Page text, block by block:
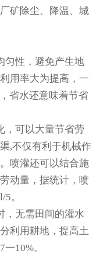
矿除尘、降温、城
匀性，避免产生地
用率大为提高，一
省水还意味着节省
，可以大量节省劳
,不仅有利于机械作
喷灌还可以结合施
动量，据统计，喷
。
，无需田间的灌水
利用耕地，提高土
10%。